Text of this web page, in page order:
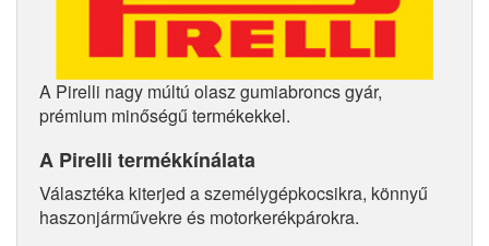
A Pirelli nagy múltú olasz gumiabroncs gyár,
prémium minőségű termékekkel.
A Pirelli termékkínálata
Választéka kiterjed a személygépkocsikra, könnyű
haszonjárművekre és motorkerékpárokra.